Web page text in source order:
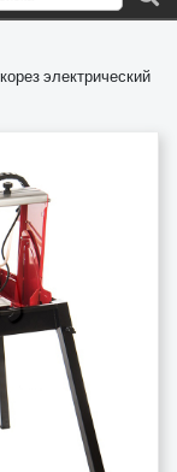
электрический